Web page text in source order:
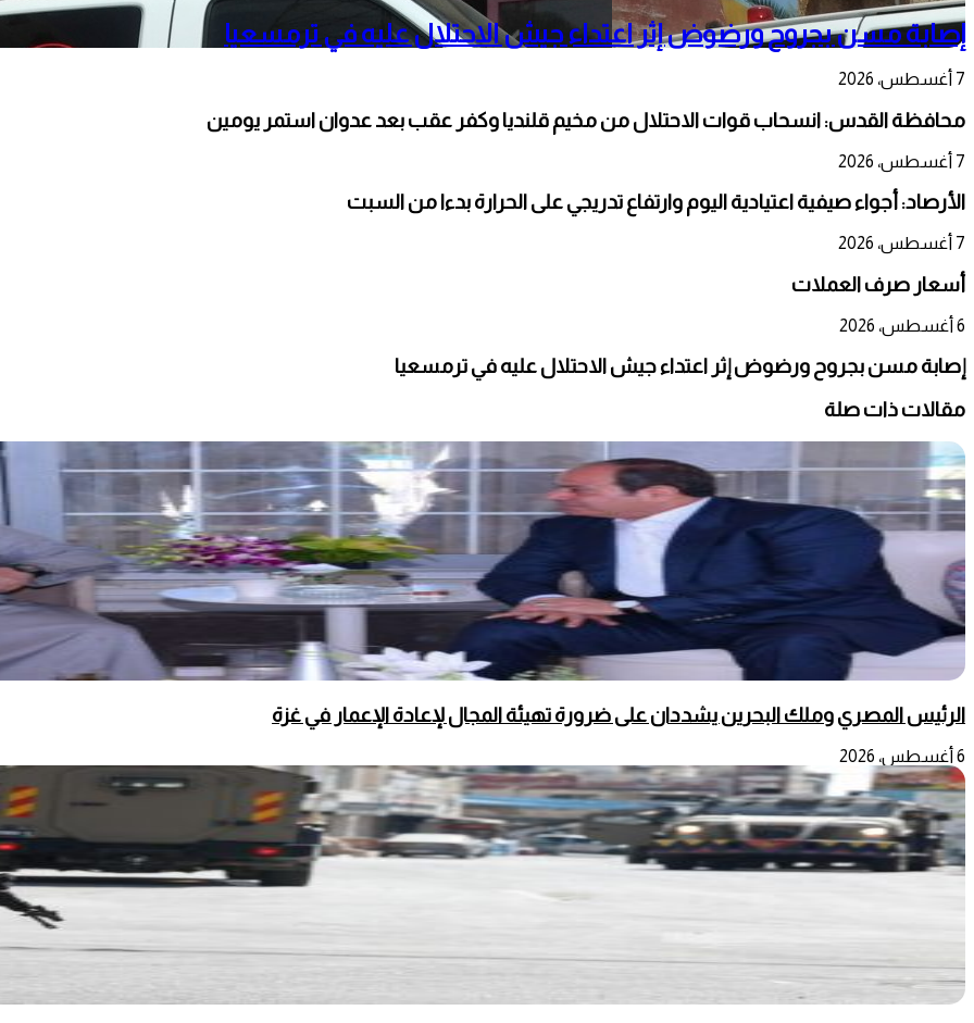
إصابة مسن بجروح ورضوض إثر اعتداء جيش الاحتلال عليه في ترمسعيا
7 أغسطس، 2026
محافظة القدس: انسحاب قوات الاحتلال من مخيم قلنديا وكفر عقب بعد عدوان استمر يومين
7 أغسطس، 2026
الأرصاد: أجواء صيفية اعتيادية اليوم وارتفاع تدريجي على الحرارة بدءا من السبت
7 أغسطس، 2026
أسعار صرف العملات
6 أغسطس، 2026
إصابة مسن بجروح ورضوض إثر اعتداء جيش الاحتلال عليه في ترمسعيا
مقالات ذات صلة
الرئيس المصري وملك البحرين يشددان على ضرورة تهيئة المجال لإعادة الإعمار في غزة
6 أغسطس، 2026